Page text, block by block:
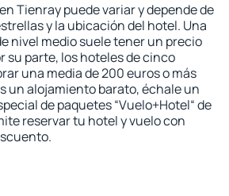
Tienray puede variar y depende de
y la ubicación del hotel. Una
nivel medio suele tener un precio
su parte, los hoteles de cinco
una media de 200 euros o más
un alojamiento barato, échale un
de paquetes “Vuelo+Hotel“ de
reservar tu hotel y vuelo con